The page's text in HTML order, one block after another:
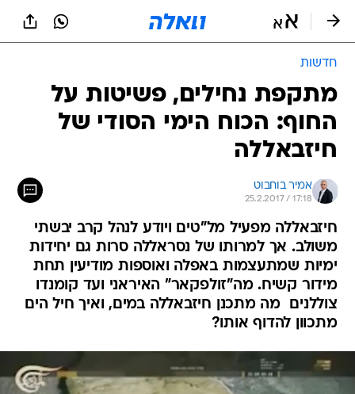
חדשות
מתקפת נחילים, פשיטות על
החוף: הכוח הימי הסודי של
חיזבאללה
אמיר בוחבוט
25.2.2017 / 17:18
חיזבאללה מפעיל מל"טים ויודע לנהל קרב יבשתי
משולב. אך למרותו של נסראללה סרות גם יחידות
ימיות שמתעצמות באפלה ואוספות מודיעין תחת
מידור קשיח. מה"זולפקאר" האיראני ועד קומנדו
צוללנים  מה מתכנן חיזבאללה במים, ואיך חיל הים
מתכוון להדוף אותו?